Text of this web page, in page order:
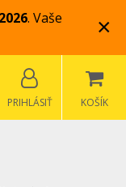
. Vaše
×
KOŠÍK
PRIHLÁSIŤ